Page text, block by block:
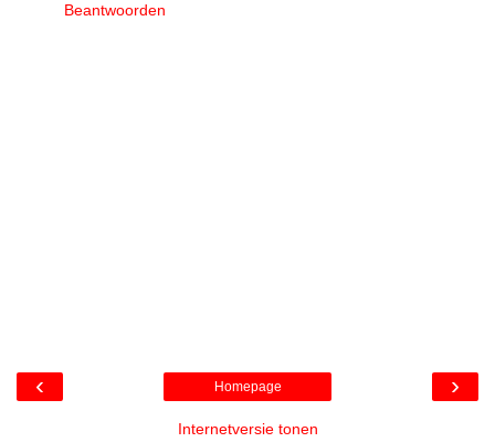
Beantwoorden
‹ ›
Homepage
Internetversie tonen